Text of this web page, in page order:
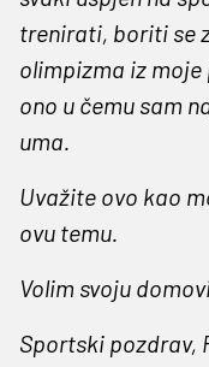
trenirati, boriti se
olimpizma iz
ono u čemu sam
uma.
Uvažite ovo kao
ovu temu.
Volim svoju
Sportski pozdrav,